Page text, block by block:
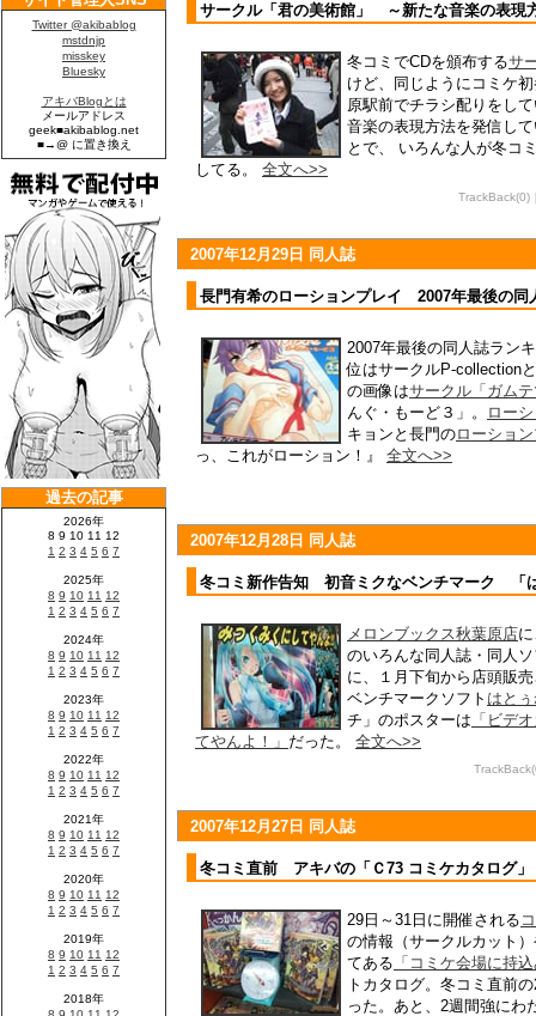
サークル「君の美術館」 ～新たな音楽の表現
冬コミでCDを頒布するサ
けど、同じようにコミケ
原駅前でチラシ配りをし
音楽の表現方法を発信し
とで、 いろんな人が冬コ
してる。 全文へ>>
TrackBack(0)
2007年12月29日 同人誌
長門有希のローションプレイ 2007年最後の同
2007年最後の同人誌ラン
位はサークルP-collection
の画像はサークル「ガム
んぐ・もーど３」。
ロー
キョンと長門のローショ
っ、これがローション！』 全文へ>>
2007年12月28日 同人誌
冬コミ新作告知 初音ミクなベンチマーク 「
メロンブックス秋葉原店
のいろんな同人誌・同人
に、１月下旬から店頭販
ベンチマークソフト はと
チ」のポスターは 「ビデ
てやんよ！」 だった。 全文へ>>
2007年12月27日 同人誌
冬コミ直前 アキバの「Ｃ73 コミケカタログ
29日～31日に開催される
の情報（サークルカット
てある 「コミケ会場に持
トカタログ。冬コミ直前
った。あと、2週間強にわ